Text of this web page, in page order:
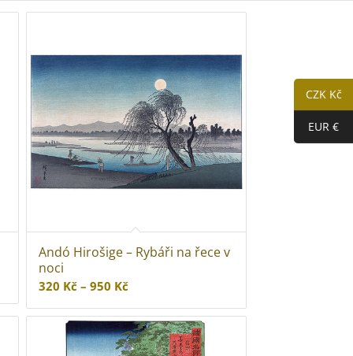
Andó Hirošige – Rybáři na řece v
noci
320 Kč – 950 KčRozpětí
320 Kč
až
CZK Kč
EUR €